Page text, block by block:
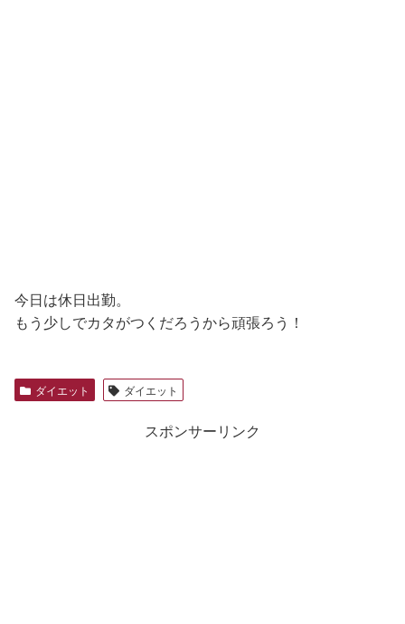
今日は休日出勤。
もう少しでカタがつくだろうから頑張ろう！
ダイエット ダイエット
スポンサーリンク